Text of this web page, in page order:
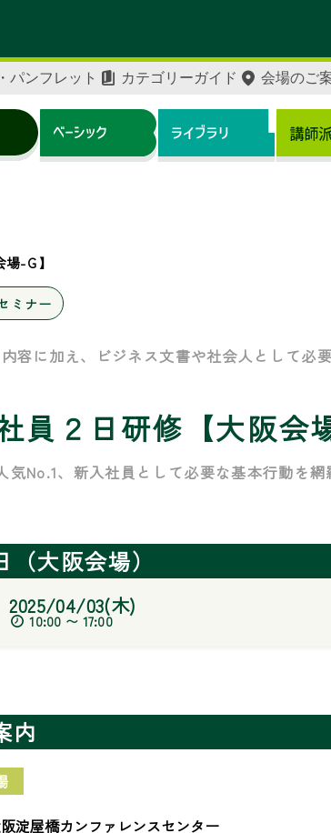
パンフレット カテゴリーガイド 会場のご
-Ｇ】
ミナー
容に加え、ビジネス文書や社会人として必
員２日研修【大阪会
気No.1、新入社員として必要な基本行動を
（大阪会場）
2025/04/03(木)
10:00 〜 17:00
内
淀屋橋カンファレンスセンター